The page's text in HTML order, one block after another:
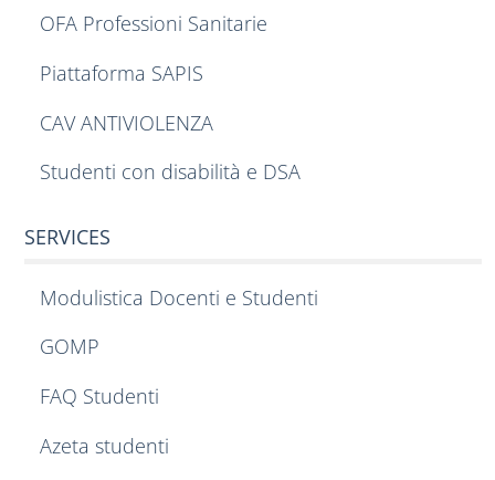
OFA Professioni Sanitarie
Piattaforma SAPIS
CAV ANTIVIOLENZA
Studenti con disabilità e DSA
SERVICES
Modulistica Docenti e Studenti
GOMP
FAQ Studenti
Azeta studenti